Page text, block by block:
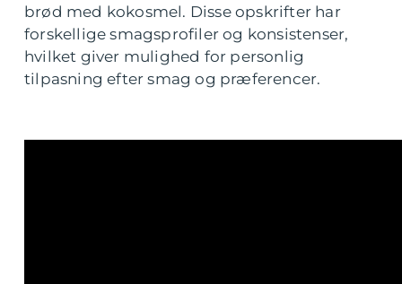
brød med kokosmel. Disse opskrifter har
forskellige smagsprofiler og konsistenser,
hvilket giver mulighed for personlig
tilpasning efter smag og præferencer.